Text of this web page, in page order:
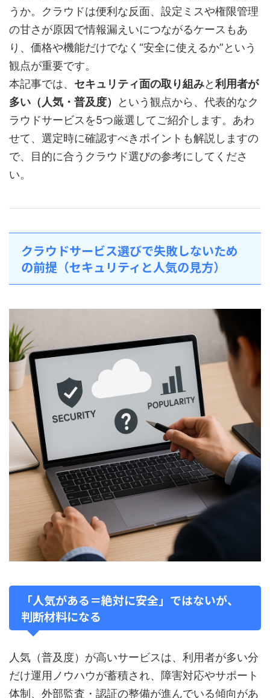
うか。クラウドは便利な反面、設定ミスや権限管理
の甘さが原因で情報漏えいにつながるケースもあ
り、価格や機能だけでなく“安全に使えるか”という
観点が重要です。
本記事では、 セキュリティ面の取り組みと利用者が
多い（人気・普及度）
という観点から、代表的なク
ラウドサービスを5つ厳選してご紹介します。あわ
せて、選定時に確認すべきポイントも解説しますの
で、目的に合うクラウド選びの参考にしてくださ
い。
クラウドサービス選びで失敗しないため
の前提（セキュリティと人気の見方）
「人気がある＝絶対に安全」ではないが、
判断材料になる
人気（普及度）が高いサービスは、利用者が多い分
だけ運用ノウハウが蓄積され、障害対応やサポート
体制、外部監査・認証の整備が進んでいる傾向があ